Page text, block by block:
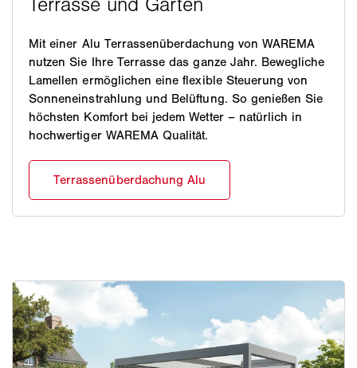
Mit einer Alu Terrassenüberdachung von WAREMA
nutzen Sie Ihre Terrasse das ganze Jahr. Bewegliche
Lamellen ermöglichen eine flexible Steuerung von
Sonneneinstrahlung und Belüftung. So genießen Sie
höchsten Komfort bei jedem Wetter – natürlich in
hochwertiger WAREMA Qualität.